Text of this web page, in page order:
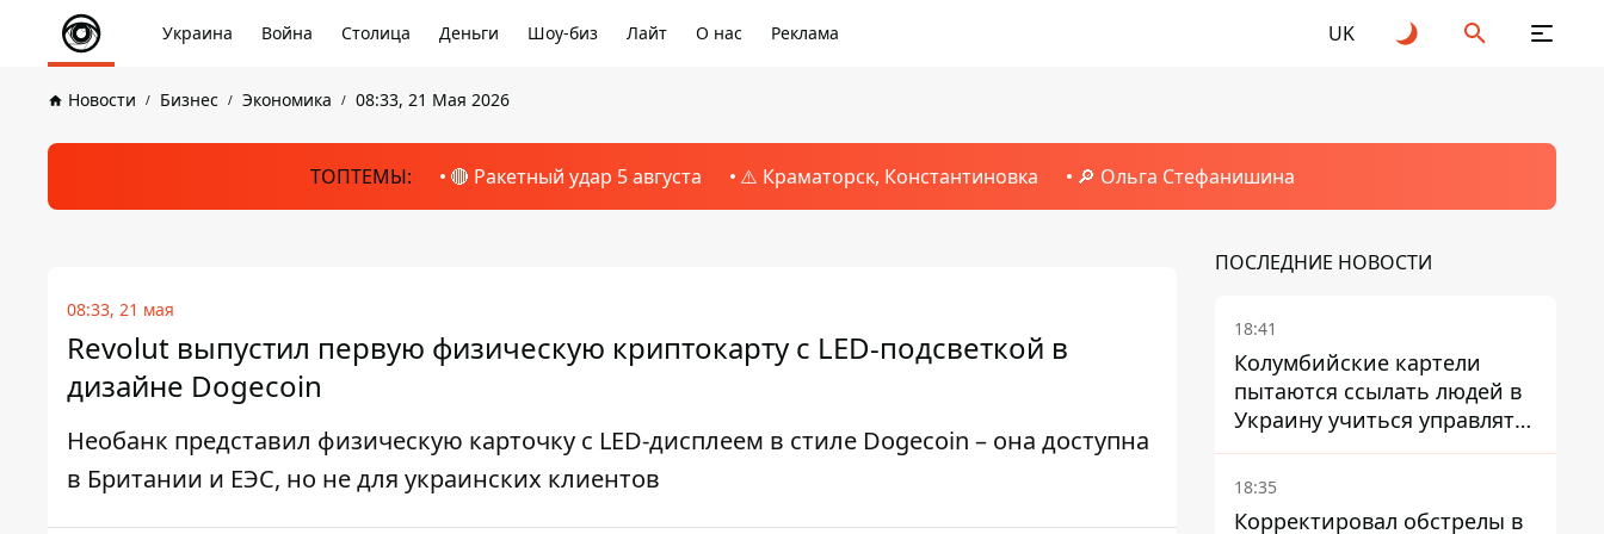
Украина Война Столица Деньги Шоу-биз Лайт О нас Реклама UK
Новости Бизнес Экономика 08:33, 21 Мая 2026
ТОПТЕМЫ: 🔴 Ракетный удар 5 августа ⚠️ Краматорск, Константиновка 🔎 Ольга Стефанишина
08:33, 21 мая
Revolut выпустил первую физическую криптокарту с LED-подсветкой в ​​
дизайне Dogecoin
Необанк представил физическую карточку с LED-дисплеем в стиле Dogecoin – она доступна
в Британии и ЕЭС, но не для украинских клиентов
ПОСЛЕДНИЕ НОВОСТИ
18:41
Колумбийские картели
пытаются ссылать людей в
Украину учиться управлять
дронами - FT
18:35
Корректировал обстрелы в